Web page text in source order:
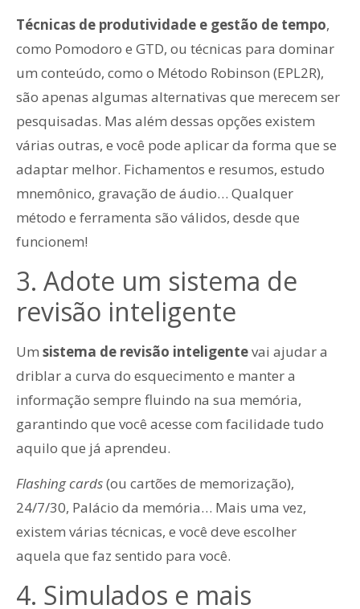
Técnicas de produtividade e gestão de tempo,
como Pomodoro e GTD, ou técnicas para dominar
um conteúdo, como o Método Robinson (EPL2R),
são apenas algumas alternativas que merecem ser
pesquisadas. Mas além dessas opções existem
várias outras, e você pode aplicar da forma que se
adaptar melhor. Fichamentos e resumos, estudo
mnemônico, gravação de áudio… Qualquer
método e ferramenta são válidos, desde que
funcionem!
3. Adote um sistema de
revisão inteligente
Um sistema de revisão inteligentevai ajudar a
driblar a curva do esquecimento e manter a
informação sempre fluindo na sua memória,
garantindo que você acesse com facilidade tudo
aquilo que já aprendeu.
Flashing cards(ou cartões de memorização),
24/7/30, Palácio da memória… Mais uma vez,
existem várias técnicas, e você deve escolher
aquela que faz sentido para você.
4. Simulados e mais